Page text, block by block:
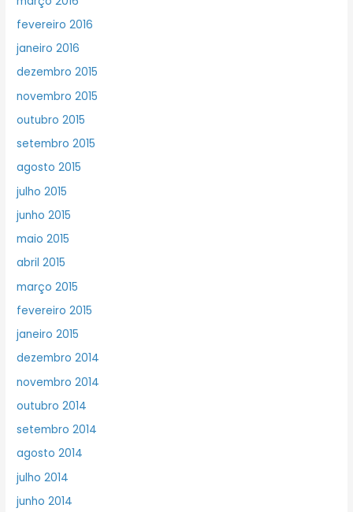
fevereiro 2016
janeiro 2016
dezembro 2015
novembro 2015
outubro 2015
setembro 2015
agosto 2015
julho 2015
junho 2015
maio 2015
abril 2015
março 2015
fevereiro 2015
janeiro 2015
dezembro 2014
novembro 2014
outubro 2014
setembro 2014
agosto 2014
julho 2014
junho 2014